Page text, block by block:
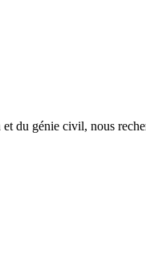
du génie civil, nous